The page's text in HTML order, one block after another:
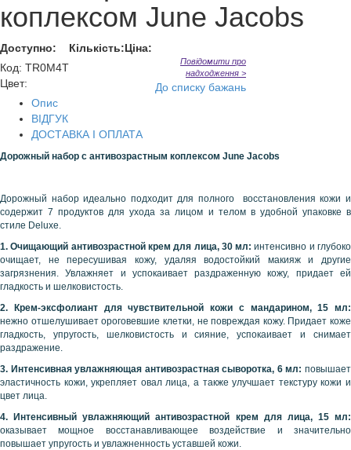
коплексом June Jacobs
Доступно: Кількість:Ціна:
Код: TR0M4T
Цвет:
Повідомити про
надходження >
До списку бажань
Опис
ВІДГУК
ДОСТАВКА І ОПЛАТА
Дорожный набор с антивозрастным коплексом June Jacobs
Дорожный набор идеально подходит для полного восстановления кожи и
содержит 7 продуктов для ухода за лицом и телом в удобной упаковке в
стиле Deluxe.
1. Очищающий антивозрастной крем для лица, 30 мл:интенсивно и глубоко
очищает, не пересушивая кожу, удаляя водостойкий макияж и другие
загрязнения. Увлажняет и успокаивает раздраженную кожу, придает ей
гладкость и шелковистость.
2. Крем-эксфолиант для чувствительной кожи с мандарином, 15 мл:
нежно отшелушивает ороговевшие клетки, не повреждая кожу. Придает коже
гладкость, упругость, шелковистость и сияние, успокаивает и снимает
раздражение.
3. Интенсивная увлажняющая антивозрастная сыворотка, 6 мл: повышает
эластичность кожи, укрепляет овал лица, а также улучшает текстуру кожи и
цвет лица.
4. Интенсивный увлажняющий антивозрастной крем для лица, 15 мл:
оказывает мощное восстанавливающее воздействие и значительно
повышает упругость и увлажненность уставшей кожи.